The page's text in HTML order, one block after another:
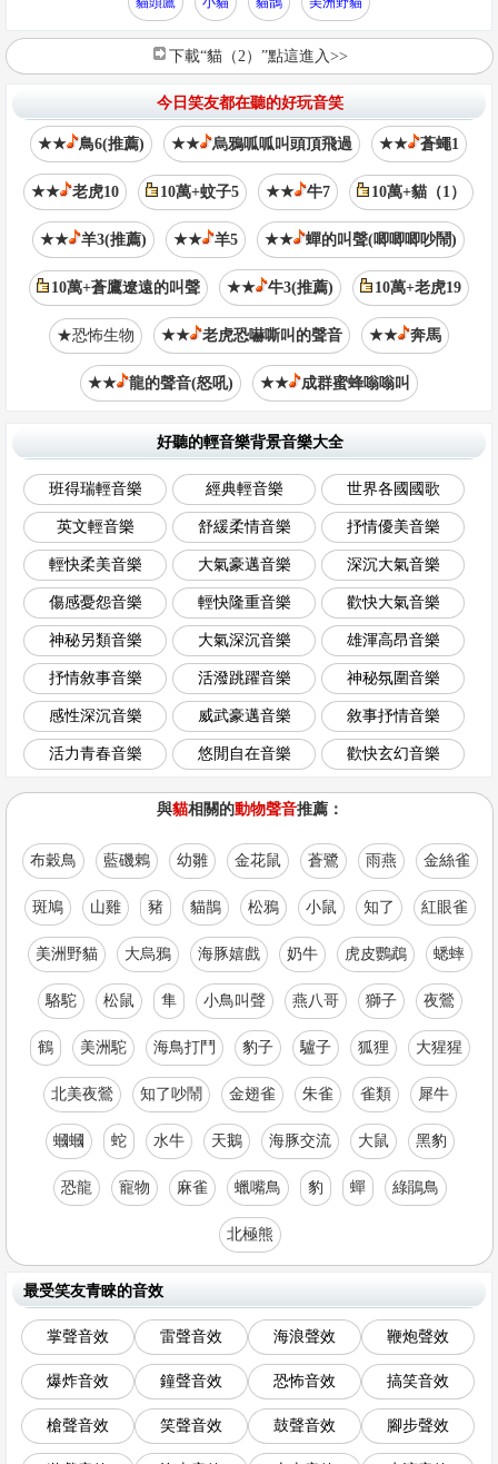
下載“貓（2）”點這進入>>
今日笑友都在聽的好玩音笑
★★ 鳥6(推薦) ★★ 烏鴉呱呱叫頭頂飛過 ★★ 蒼蠅1
★★ 老虎10 10萬+蚊子5 ★★ 牛7 10萬+貓（1）
★★ 羊3(推薦) ★★ 羊5 ★★ 蟬的叫聲(唧唧唧吵鬧)
10萬+蒼鷹遼遠的叫聲 ★★ 牛3(推薦) 10萬+老虎19
★恐怖生物 ★★ 老虎恐嚇嘶叫的聲音 ★★ 奔馬
★★ 龍的聲音(怒吼) ★★ 成群蜜蜂嗡嗡叫
好聽的輕音樂背景音樂大全
班得瑞輕音樂 經典輕音樂 世界各國國歌
英文輕音樂 舒緩柔情音樂 抒情優美音樂
輕快柔美音樂 大氣豪邁音樂 深沉大氣音樂
傷感憂怨音樂 輕快隆重音樂 歡快大氣音樂
神秘另類音樂 大氣深沉音樂 雄渾高昂音樂
抒情敘事音樂 活潑跳躍音樂 神秘氛圍音樂
感性深沉音樂 威武豪邁音樂 敘事抒情音樂
活力青春音樂 悠閒自在音樂 歡快玄幻音樂
與貓相關的動物聲音推薦：
布穀鳥 藍磯鶇 幼雛 金花鼠 蒼鷺 雨燕 金絲雀
斑鳩 山雞 豬 貓鵲 松鴉 小鼠 知了 紅眼雀
美洲野貓 大烏鴉 海豚嬉戲 奶牛 虎皮鸚鵡 蟋蟀
駱駝 松鼠 隼 小鳥叫聲 燕八哥 獅子 夜鶯
鶴 美洲駝 海鳥打鬥 豹子 驢子 狐狸 大猩猩
北美夜鶯 知了吵鬧 金翅雀 朱雀 雀類 犀牛
蟈蟈 蛇 水牛 天鵝 海豚交流 大鼠 黑豹
恐龍 寵物 麻雀 蠟嘴鳥 豹 蟬 綠鵑鳥
北極熊
最受笑友青睞的音效
掌聲音效 雷聲音效 海浪聲效 鞭炮聲效
爆炸音效 鐘聲音效 恐怖音效 搞笑音效
槍聲音效 笑聲音效 鼓聲音效 腳步聲效